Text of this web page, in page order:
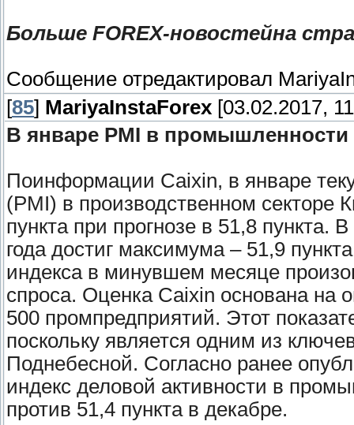
Больше FOREX-новостейна
Сообщение отредактировал
[85] MariyaInstaForex [03.02.2017,
В январе PMI в промышленности
Поинформации Caixin, в январе
(PMI) в производственном секторе
пункта при прогнозе в 51,8 пункта.
года достиг максимума – 51,9
индекса в минувшем месяце
спроса. Оценка Caixin основана на
500 промпредприятий. Этот
поскольку является одним из
Поднебесной. Согласно ранее
индекс деловой активности в
против 51,4 пункта в декабре.